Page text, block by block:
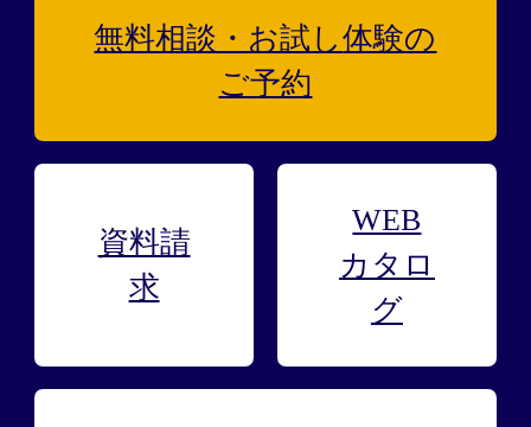
無料相談・お試し体験の
ご予約
資料請
求
WEB
カタロ
グ